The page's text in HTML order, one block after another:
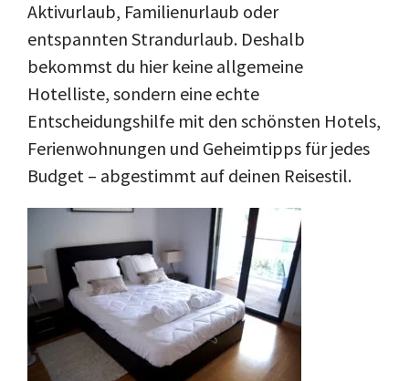
Aktivurlaub, Familienurlaub oder
entspannten Strandurlaub. Deshalb
bekommst du hier keine allgemeine
Hotelliste, sondern eine echte
Entscheidungshilfe mit den schönsten Hotels,
Ferienwohnungen und Geheimtipps für jedes
Budget – abgestimmt auf deinen Reisestil.